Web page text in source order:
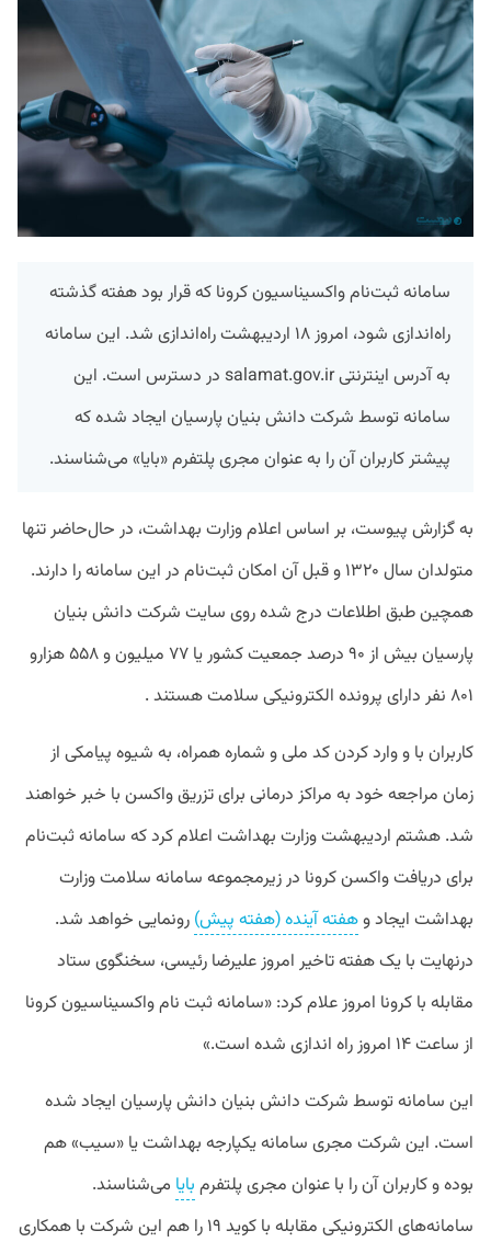
سامانه ثبت‌نام واکسیناسیون کرونا که قرار بود هفته گذشته
راه‌اندازی شود، امروز ۱۸ اردیبهشت راه‌اندازی شد. این سامانه
به آدرس اینترنتی salamat.gov.ir در دسترس است. این
سامانه توسط شرکت دانش بنیان پارسیان ایجاد شده که
پیشتر کاربران آن را به عنوان مجری پلتفرم «بایا» می‌شناسند.
به گزارش پیوست، بر اساس اعلام وزارت بهداشت، در حال‌حاضر تنها
متولدان سال ۱۳۲۰ و قبل آن امکان ثبت‌نام در این سامانه را دارند.
همچین طبق اطلاعات درج شده روی سایت شرکت دانش بنیان
پارسیان بیش از ۹۰ درصد جمعیت کشور یا ۷۷ میلیون و ۵۵۸ هزارو
۸۰۱ نفر دارای پرونده الکترونیکی سلامت هستند .
کاربران با و وارد کردن کد ملی و شماره همراه، به شیوه پیامکی از
زمان مراجعه خود به مراکز درمانی برای تزریق واکسن با خبر خواهند
شد. هشتم اردیبهشت وزارت بهداشت اعلام کرد که سامانه ثبت‌نام
برای دریافت واکسن کرونا در زیرمجموعه سامانه سلامت وزارت
بهداشت ایجاد وهفته آینده (هفته پیش) رونمایی خواهد شد.
درنهایت با یک هفته تاخیر امروز علیرضا رئیسی، سخنگوی ستاد
مقابله با کرونا امروز علام کرد: «سامانه ثبت نام واکسیناسیون کرونا
از ساعت ۱۴ امروز راه اندازی شده است.»
این سامانه توسط شرکت دانش بنیان دانش پارسیان ایجاد شده
است. این شرکت مجری سامانه یکپارجه بهداشت یا «سیب» هم
بوده و کاربران آن را با عنوان مجری پلتفرم بایا می‌شناسند.
سامانه‌های الکترونیکی مقابله با کوید ۱۹ را هم این شرکت با همکاری